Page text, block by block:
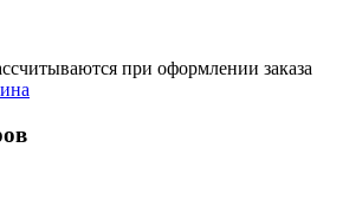
при оформлении заказа